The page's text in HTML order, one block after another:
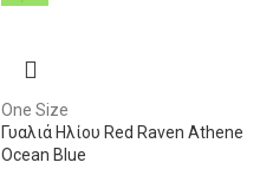
One Size
Γυαλιά Ηλίου Red Raven Athene
Ocean Blue